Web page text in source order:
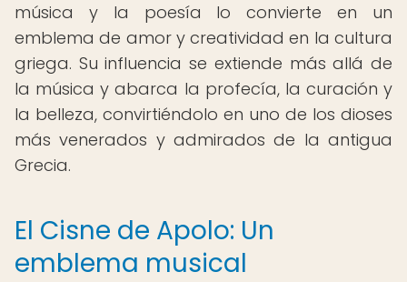
música y la poesía lo convierte en un
emblema de amor y creatividad en la cultura
griega. Su influencia se extiende más allá de
la música y abarca la profecía, la curación y
la belleza, convirtiéndolo en uno de los dioses
más venerados y admirados de la antigua
Grecia.
El Cisne de Apolo: Un
emblema musical